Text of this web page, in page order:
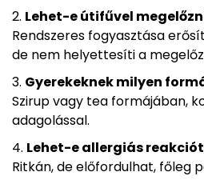
Lehet-e útifűvel
Rendszeres fogyasztása
de nem helyettesíti a
Gyerekeknek milyen
Szirup vagy tea formájában,
adagolással.
Lehet-e allergiás
Ritkán, de előfordulhat, főleg